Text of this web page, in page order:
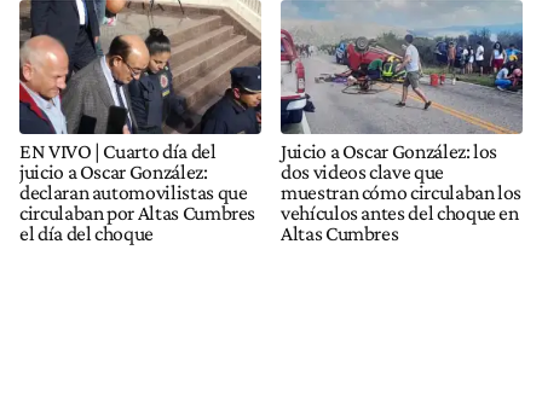
EN VIVO | Cuarto día del
juicio a Oscar González:
declaran automovilistas que
circulaban por Altas Cumbres
el día del choque
Juicio a Oscar González: los
dos videos clave que
muestran cómo circulaban los
vehículos antes del choque en
Altas Cumbres